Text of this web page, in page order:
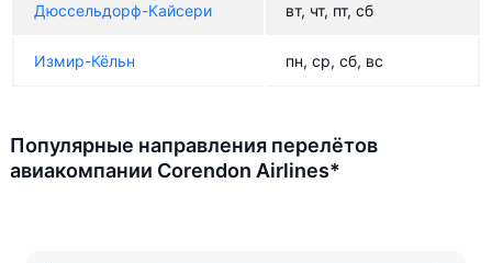
Дюссельдорф-Кайсери вт, чт, пт, сб
Измир-Кёльн пн, ср, сб, вс
Популярные направления перелётов
авиакомпании Corendon Airlines*